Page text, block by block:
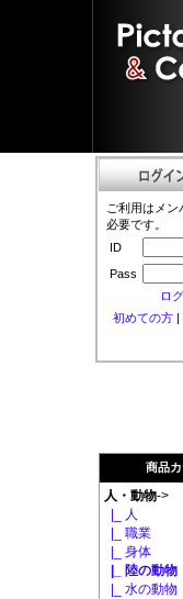
ご利用はメン
必要です。
ID
Pass
ロ
初めての方|
商品
人・動物->
|_ 人
|_ 職業
|_ 身体
|_ 陸の動物
|_ 水の動物